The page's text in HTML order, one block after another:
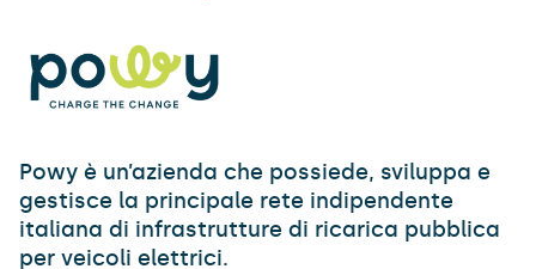
Powy è un’azienda che possiede, sviluppa e
gestisce la principale rete indipendente
italiana di infrastrutture di ricarica pubblica
per veicoli elettrici.